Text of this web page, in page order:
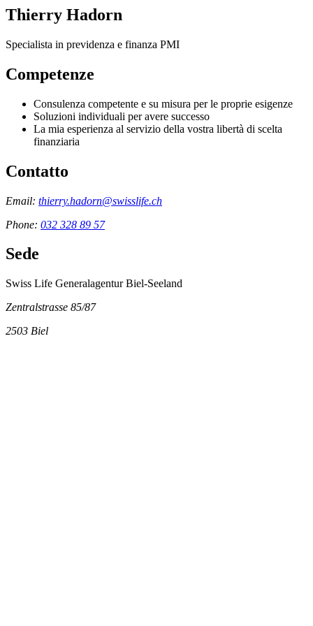
Thierry Hadorn
Specialista in previdenza e finanza PMI
Competenze
Consulenza competente e su misura per le proprie esigenze
Soluzioni individuali per avere successo
La mia esperienza al servizio della vostra libertà di scelta
finanziaria
Contatto
Email: thierry.hadorn@swisslife.ch
Phone: 032 328 89 57
Sede
Swiss Life Generalagentur Biel-Seeland
Zentralstrasse 85/87
2503 Biel